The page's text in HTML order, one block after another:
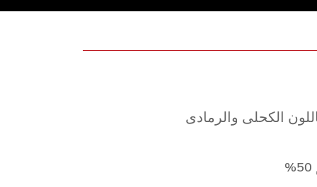
أولاد 3 قطع باللون الكحلى والرمادى